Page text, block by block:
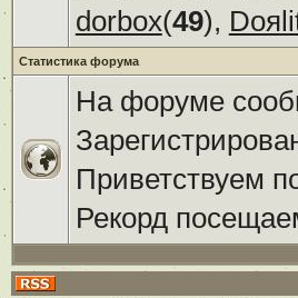
dorbox(49),
Статистика форума
На форуме
Приветствуем
Рекорд